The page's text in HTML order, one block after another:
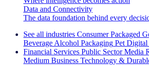
Data and Connectivity
The data foundation behind every
See all industries Consumer Packaged
Beverage Alcohol Packaging Pet Digital
Financial Services Public Sector Media
Medium Business Technology &